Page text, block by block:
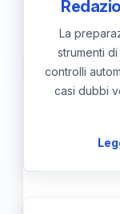
La
strumenti
controlli
casi dubbi